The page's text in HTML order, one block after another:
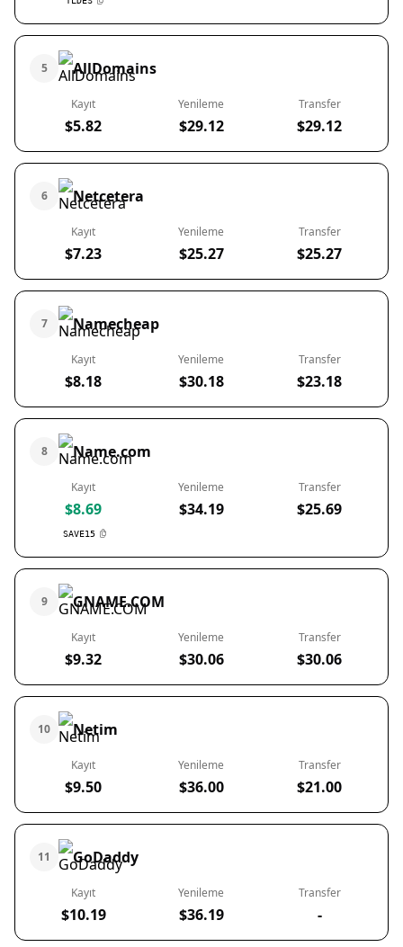
5 AllDomains
Kayıt
$5.82
Yenileme
$29.12
Transfer
$29.12
6 Netcetera
Kayıt
$7.23
Yenileme
$25.27
Transfer
$25.27
7 Namecheap
Kayıt
$8.18
Yenileme
$30.18
Transfer
$23.18
8 Name.com
Kayıt
$8.69
SAVE15
Yenileme
$34.19
Transfer
$25.69
9 GNAME.COM
Kayıt
$9.32
Yenileme
$30.06
Transfer
$30.06
10 Netim
Kayıt
$9.50
Yenileme
$36.00
Transfer
$21.00
11 GoDaddy
Kayıt
$10.19
Yenileme
$36.19
Transfer
-